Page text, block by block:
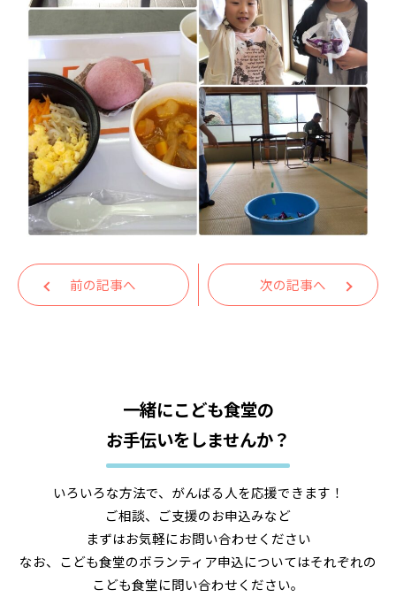
前の記事へ 次の記事へ
一緒にこども食堂の
お手伝いをしませんか？
いろいろな方法で、がんばる人を応援できます！
ご相談、ご支援のお申込みなど
まずはお気軽にお問い合わせください
なお、こども食堂のボランティア申込についてはそれぞれの
こども食堂に問い合わせください。